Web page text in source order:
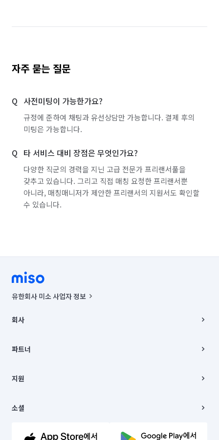
자주 묻는 질문
사전미팅이 가능한가요?
규정에 준하여 채팅과 유선상담만 가능합니다. 결제 후의
미팅은 가능합니다.
타 서비스 대비 장점은 무엇인가요?
다양한 직군의 경력을 지닌 고급 전문가 프리랜서풀을
갖추고 있습니다. 그리고 직접 매칭 요청한 프리랜서뿐
아니라, 매칭매니저가 제안한 프리랜서의 지원서도 확인할
수 있습니다.
유한회사 미소 사업자 정보
00019 |
주소 | 본사: 서울특별시 종로구 율곡로 6(중학동, 트윈트리빌딩) B동 5층
컨택센터 : 서울특별시 종로구 수송동 율곡로 24, 7층, 8층 미소
상품, 상품정보, 거래에 관한 의무와 책임은 거래당사자에게 있습니다.
언론 보도 관련 문의:
© 유한회사 미소. Miso, Inc. All Rights Reserved.
회사
채용
파트너
이사
지원
이용약관
문의하기
소셜
유튜브